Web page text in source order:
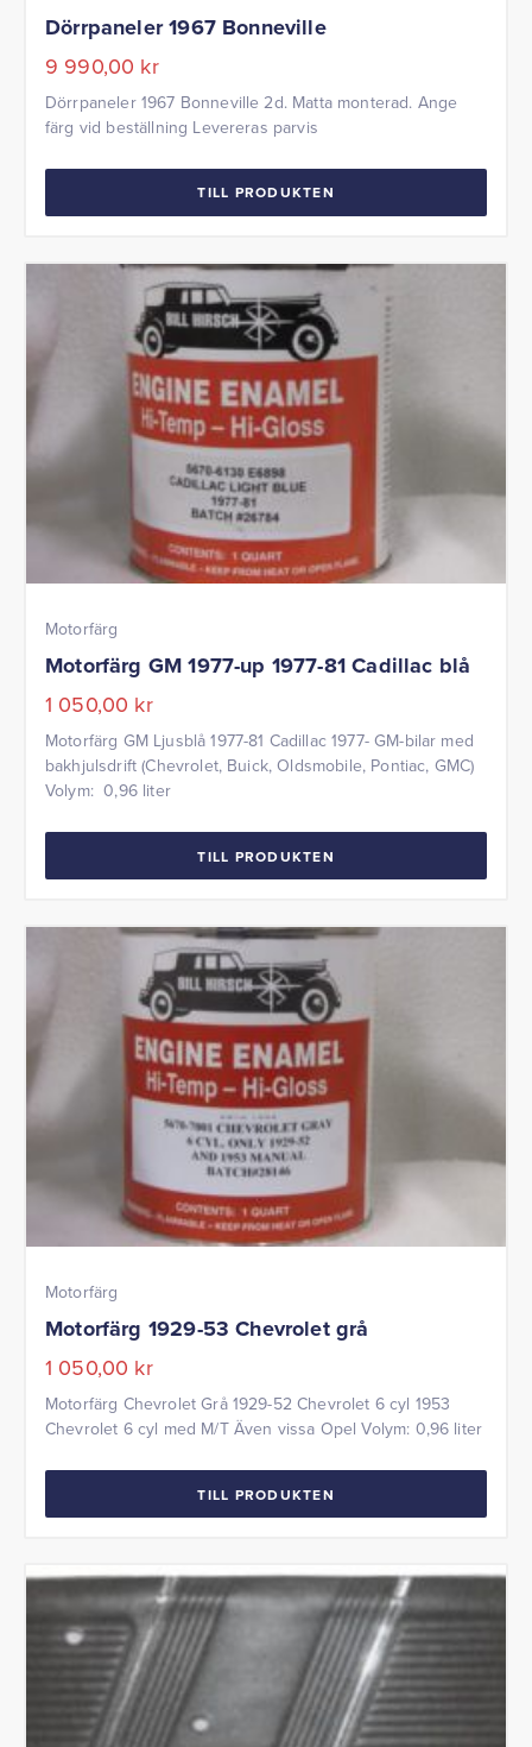
Dörrpaneler 1967 Bonneville
9 990,00 kr
Dörrpaneler 1967 Bonneville 2d. Matta monterad. Ange
färg vid beställning Levereras parvis
TILL PRODUKTEN
Motorfärg
Motorfärg GM 1977-up 1977-81 Cadillac blå
1 050,00 kr
Motorfärg GM Ljusblå 1977-81 Cadillac 1977- GM-bilar med
bakhjulsdrift (Chevrolet, Buick, Oldsmobile, Pontiac, GMC)
Volym: 0,96 liter
TILL PRODUKTEN
Motorfärg
Motorfärg 1929-53 Chevrolet grå
1 050,00 kr
Motorfärg Chevrolet Grå 1929-52 Chevrolet 6 cyl 1953
Chevrolet 6 cyl med M/T Även vissa Opel Volym: 0,96 liter
TILL PRODUKTEN